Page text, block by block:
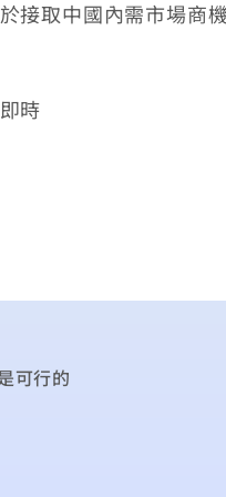
接取中國內需市場商
時
可行的